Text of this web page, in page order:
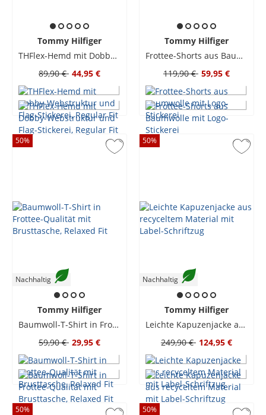
Tommy Hilfiger
THFlex-Hemd mit Dobby-Webstruktur und Flag-Stickerei, Regular Fit
89,90 € 44,95 €
Tommy Hilfiger
Frottee-Shorts aus Baumwolle mit Logo-Stickerei
119,90 € 59,95 €
50%
Nachhaltig
Tommy Hilfiger
Baumwoll-T-Shirt in Frottee-Qualität mit Brusttasche, Relaxed Fit
59,90 € 29,95 €
50%
Nachhaltig
Tommy Hilfiger
Leichte Kapuzenjacke aus recyceltem Material mit Label-Schriftzug
249,90 € 124,95 €
50% 50%